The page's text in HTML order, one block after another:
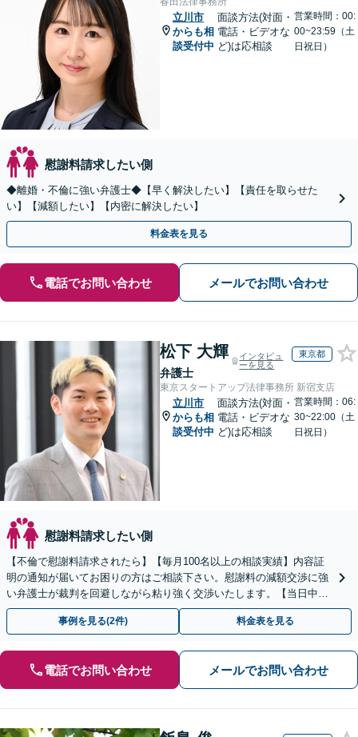
立川市
からも相
談受付中
面談方法(対面・
電話・ビデオな
ど)は応相談
営業時間：00:
00~23:59（土
日祝日）
慰謝料請求したい側
◆離婚・不倫に強い弁護士◆【早く解決したい】【責任を取らせた
い】【減額したい】【内密に解決したい】
料金表を見る
電話でお問い合わせ メールでお問い合わせ
松下 大輝
弁護士
インタビュ
ーを見る
東京都
東京スタートアップ法律事務所 新宿支店
立川市
からも相
談受付中
面談方法(対面・
電話・ビデオな
ど)は応相談
営業時間：06:
30~22:00（土
日祝日）
慰謝料請求したい側
【不倫で慰謝料請求されたら】【毎月100名以上の相談実績】内容証
明の通知が届いてお困りの方はご相談下さい。慰謝料の減額交渉に強
い弁護士が裁判を回避しながら粘り強く交渉いたします。【当日中の
相談可(予約制)】【関東エリア全域対応】
事例を見る(2件) 料金表を見る
電話でお問い合わせ メールでお問い合わせ